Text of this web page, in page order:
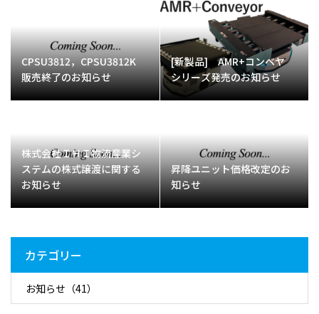
CPSU3812，CPSU3812K
販売終了のお知らせ
[新製品] AMR+コンベヤ
シリーズ発売のお知らせ
株式会社ＩＨＩ物流産業シ
ステムの株式譲渡に関する
お知らせ
昇降ユニット価格改定のお
知らせ
カテゴリー
お知らせ （41）